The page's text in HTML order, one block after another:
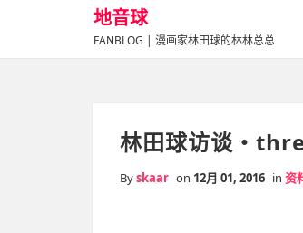
地音球
FANBLOG | 漫画家林田球的林林总总
林田球访谈・
Byskaar on 12月 01, 2016 in 资